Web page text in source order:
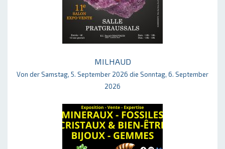
MILHAUD
Von der Samstag, 5. September 2026 die Sonntag, 6. September
2026